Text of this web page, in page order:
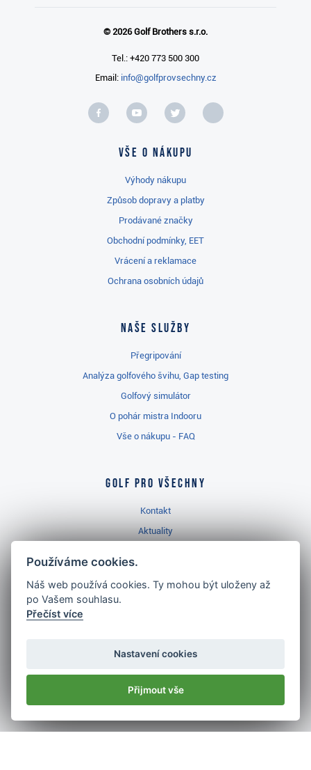
© 2026 Golf Brothers s.r.o.
Tel.: +420 773 500 300
Email: info@golfprovsechny.cz
Vše o nákupu
Výhody nákupu
Způsob dopravy a platby
Prodávané značky
Obchodní podmínky, EET
Vrácení a reklamace
Ochrana osobních údajů
Naše služby
Přegripování
Analýza golfového švihu, Gap testing
Golfový simulátor
O pohár mistra Indooru
Vše o nákupu - FAQ
Golf pro všechny
Kontakt
Aktuality
Golfový slovník
Nejlépe hodnocený
v ČR
Používáme cookies.
Náš web používá cookies. Ty mohou být uloženy až
po Vašem souhlasu.
Přečíst více
Nastavení cookies
Přijmout vše